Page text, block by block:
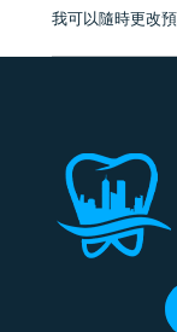
我可以隨時更改